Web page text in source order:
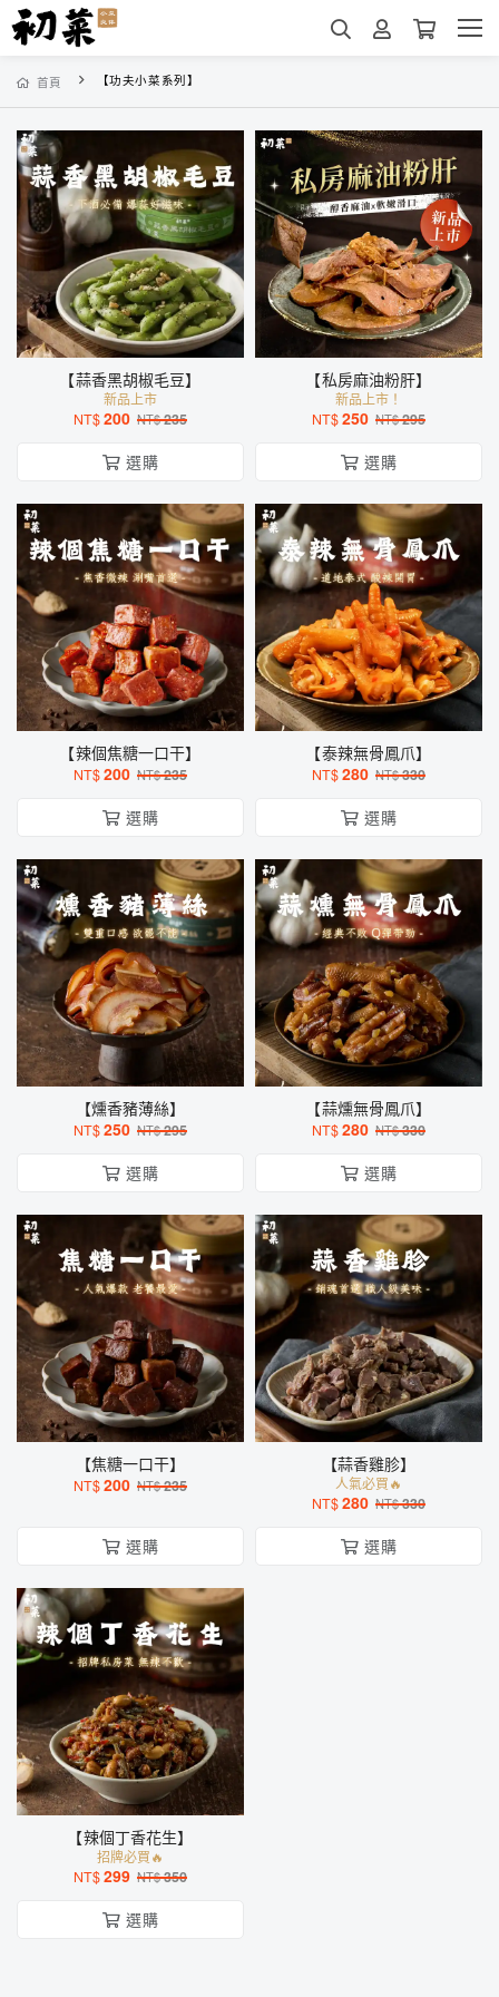
首頁 【功夫小菜系列】
【蒜香黑胡椒毛豆】
新品上市
NT$200 NT$235
選購
【私房麻油粉肝】
新品上市！
NT$250 NT$295
選購
【辣個焦糖一口干】
NT$200 NT$235
選購
【泰辣無骨鳳爪】
NT$280 NT$330
選購
【燻香豬薄絲】
NT$250 NT$295
選購
【蒜燻無骨鳳爪】
NT$280 NT$330
選購
【焦糖一口干】
NT$200 NT$235
選購
【蒜香雞胗】
人氣必買🔥
NT$280 NT$330
選購
【辣個丁香花生】
招牌必買🔥
NT$299 NT$350
選購